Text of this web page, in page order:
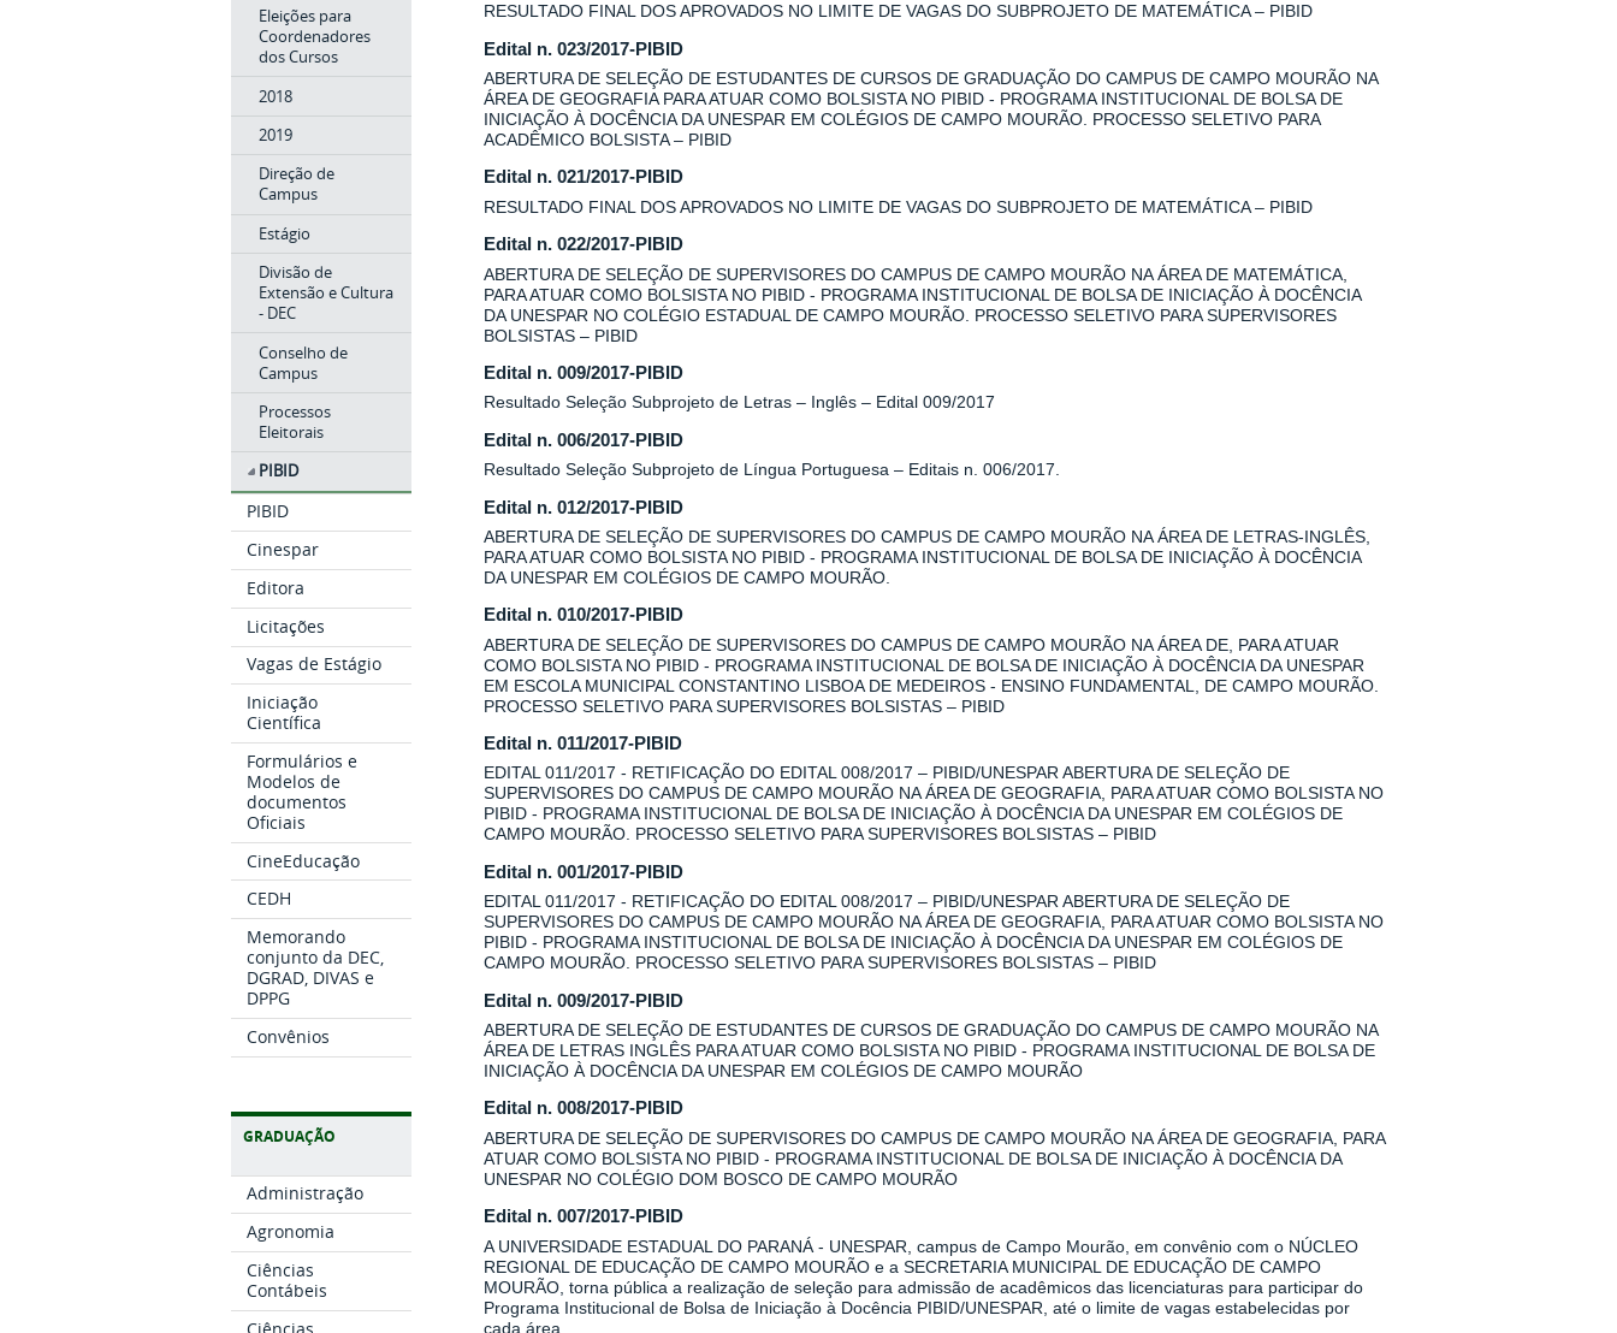
Eleições para
Coordenadores
dos Cursos
2018
2019
Direção de
Campus
Estágio
Divisão de
Extensão e Cultura
- DEC
Conselho de
Campus
Processos
Eleitorais
PIBID
PIBID
Cinespar
Editora
Licitações
Vagas de Estágio
Iniciação
Científica
Formulários e
Modelos de
documentos
Oficiais
CineEducação
CEDH
Memorando
conjunto da DEC,
DGRAD, DIVAS e
DPPG
Convênios
GRADUAÇÃO
Administração
Agronomia
Ciências
Contábeis
Ciências
RESULTADO FINAL DOS APROVADOS NO LIMITE DE VAGAS DO SUBPROJETO DE MATEMÁTICA – PIBID
Edital n. 023/2017-PIBID
ABERTURA DE SELEÇÃO DE ESTUDANTES DE CURSOS DE GRADUAÇÃO DO CAMPUS DE CAMPO MOURÃO NA
ÁREA DE GEOGRAFIA PARA ATUAR COMO BOLSISTA NO PIBID - PROGRAMA INSTITUCIONAL DE BOLSA DE
INICIAÇÃO À DOCÊNCIA DA UNESPAR EM COLÉGIOS DE CAMPO MOURÃO. PROCESSO SELETIVO PARA
ACADÊMICO BOLSISTA – PIBID
Edital n. 021/2017-PIBID
RESULTADO FINAL DOS APROVADOS NO LIMITE DE VAGAS DO SUBPROJETO DE MATEMÁTICA – PIBID
Edital n. 022/2017-PIBID
ABERTURA DE SELEÇÃO DE SUPERVISORES DO CAMPUS DE CAMPO MOURÃO NA ÁREA DE MATEMÁTICA,
PARA ATUAR COMO BOLSISTA NO PIBID - PROGRAMA INSTITUCIONAL DE BOLSA DE INICIAÇÃO À DOCÊNCIA
DA UNESPAR NO COLÉGIO ESTADUAL DE CAMPO MOURÃO. PROCESSO SELETIVO PARA SUPERVISORES
BOLSISTAS – PIBID
Edital n. 009/2017-PIBID
Resultado Seleção Subprojeto de Letras – Inglês – Edital 009/2017
Edital n. 006/2017-PIBID
Resultado Seleção Subprojeto de Língua Portuguesa – Editais n. 006/2017.
Edital n. 012/2017-PIBID
ABERTURA DE SELEÇÃO DE SUPERVISORES DO CAMPUS DE CAMPO MOURÃO NA ÁREA DE LETRAS-INGLÊS,
PARA ATUAR COMO BOLSISTA NO PIBID - PROGRAMA INSTITUCIONAL DE BOLSA DE INICIAÇÃO À DOCÊNCIA
DA UNESPAR EM COLÉGIOS DE CAMPO MOURÃO.
Edital n. 010/2017-PIBID
ABERTURA DE SELEÇÃO DE SUPERVISORES DO CAMPUS DE CAMPO MOURÃO NA ÁREA DE, PARA ATUAR
COMO BOLSISTA NO PIBID - PROGRAMA INSTITUCIONAL DE BOLSA DE INICIAÇÃO À DOCÊNCIA DA UNESPAR
EM ESCOLA MUNICIPAL CONSTANTINO LISBOA DE MEDEIROS - ENSINO FUNDAMENTAL, DE CAMPO MOURÃO.
PROCESSO SELETIVO PARA SUPERVISORES BOLSISTAS – PIBID
Edital n. 011/2017-PIBID
EDITAL 011/2017 - RETIFICAÇÃO DO EDITAL 008/2017 – PIBID/UNESPAR ABERTURA DE SELEÇÃO DE
SUPERVISORES DO CAMPUS DE CAMPO MOURÃO NA ÁREA DE GEOGRAFIA, PARA ATUAR COMO BOLSISTA NO
PIBID - PROGRAMA INSTITUCIONAL DE BOLSA DE INICIAÇÃO À DOCÊNCIA DA UNESPAR EM COLÉGIOS DE
CAMPO MOURÃO. PROCESSO SELETIVO PARA SUPERVISORES BOLSISTAS – PIBID
Edital n. 001/2017-PIBID
EDITAL 011/2017 - RETIFICAÇÃO DO EDITAL 008/2017 – PIBID/UNESPAR ABERTURA DE SELEÇÃO DE
SUPERVISORES DO CAMPUS DE CAMPO MOURÃO NA ÁREA DE GEOGRAFIA, PARA ATUAR COMO BOLSISTA NO
PIBID - PROGRAMA INSTITUCIONAL DE BOLSA DE INICIAÇÃO À DOCÊNCIA DA UNESPAR EM COLÉGIOS DE
CAMPO MOURÃO. PROCESSO SELETIVO PARA SUPERVISORES BOLSISTAS – PIBID
Edital n. 009/2017-PIBID
ABERTURA DE SELEÇÃO DE ESTUDANTES DE CURSOS DE GRADUAÇÃO DO CAMPUS DE CAMPO MOURÃO NA
ÁREA DE LETRAS INGLÊS PARA ATUAR COMO BOLSISTA NO PIBID - PROGRAMA INSTITUCIONAL DE BOLSA DE
INICIAÇÃO À DOCÊNCIA DA UNESPAR EM COLÉGIOS DE CAMPO MOURÃO
Edital n. 008/2017-PIBID
ABERTURA DE SELEÇÃO DE SUPERVISORES DO CAMPUS DE CAMPO MOURÃO NA ÁREA DE GEOGRAFIA, PARA
ATUAR COMO BOLSISTA NO PIBID - PROGRAMA INSTITUCIONAL DE BOLSA DE INICIAÇÃO À DOCÊNCIA DA
UNESPAR NO COLÉGIO DOM BOSCO DE CAMPO MOURÃO
Edital n. 007/2017-PIBID
A UNIVERSIDADE ESTADUAL DO PARANÁ - UNESPAR, campus de Campo Mourão, em convênio com o NÚCLEO
REGIONAL DE EDUCAÇÃO DE CAMPO MOURÃO e a SECRETARIA MUNICIPAL DE EDUCAÇÃO DE CAMPO
MOURÃO, torna pública a realização de seleção para admissão de acadêmicos das licenciaturas para participar do
Programa Institucional de Bolsa de Iniciação à Docência PIBID/UNESPAR, até o limite de vagas estabelecidas por
cada área